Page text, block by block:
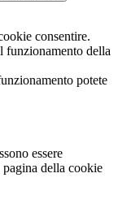
consentire.
funzionamento della
potete
essere
della cookie